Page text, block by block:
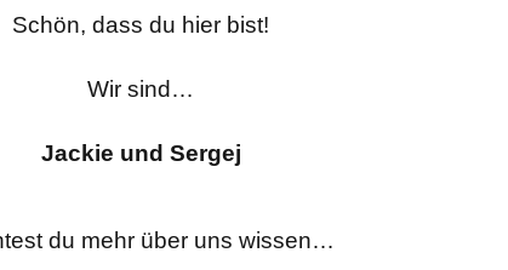
Schön, dass du hier bist!
Wir sind…
Jackie und Sergej
du mehr über uns wissen…